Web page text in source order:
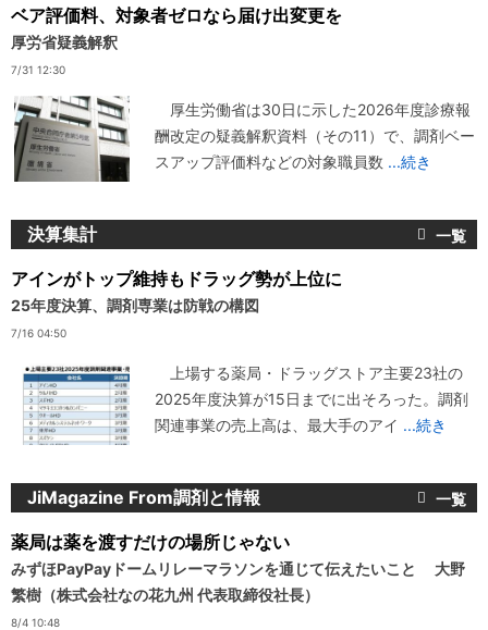
ベア評価料、対象者ゼロなら届け出変更を
厚労省疑義解釈
7/31 12:30
厚生労働省は30日に示した2026年度診療報
酬改定の疑義解釈資料（その11）で、調剤ベー
スアップ評価料などの対象職員数 ...続き
決算集計
アインがトップ維持もドラッグ勢が上位に
25年度決算、調剤専業は防戦の構図
7/16 04:50
上場する薬局・ドラッグストア主要23社の
2025年度決算が15日までに出そろった。調剤
関連事業の売上高は、最大手のアイ ...続き
JiMagazine From調剤と情報
薬局は薬を渡すだけの場所じゃない
みずほPayPayドームリレーマラソンを通じて伝えたいこと 大野
繁樹（株式会社なの花九州 代表取締役社長）
8/4 10:48